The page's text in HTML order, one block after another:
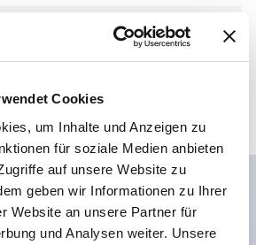
Cookies
um Inhalte und Anzeigen zu
für soziale Medien anbieten
auf unsere Website zu
geben wir Informationen zu Ihrer
Website an unsere Partner für
und Analysen weiter. Unsere
zum Zitat hinzufügen